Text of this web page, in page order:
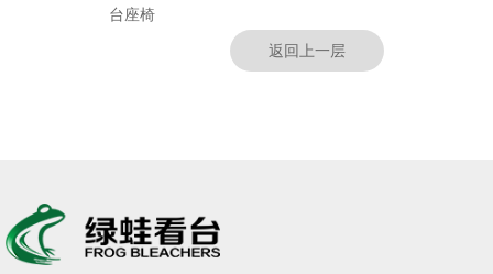
台座椅
返回上一层